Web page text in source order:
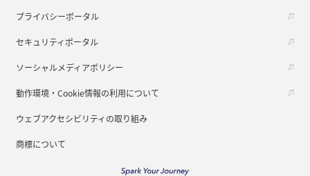
プライバシーポータル
セキュリティポータル
ソーシャルメディアポリシー
動作環境・Cookie情報の利用について
ウェブアクセシビリティの取り組み
商標について